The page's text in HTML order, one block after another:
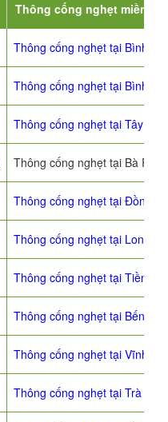
Thông cống nghẹt miền
Thông cống nghẹt tại Bình
Thông cống nghẹt tại Bình
Thông cống nghẹt tại Tây
Thông cống nghẹt tại Bà Rịa
Thông cống nghẹt tại Đồng
Thông cống nghẹt tại Long An
Thông cống nghẹt tại Tiền
Thông cống nghẹt tại Bến Tre
Thông cống nghẹt tại Vĩnh
Thông cống nghẹt tại Trà Vinh